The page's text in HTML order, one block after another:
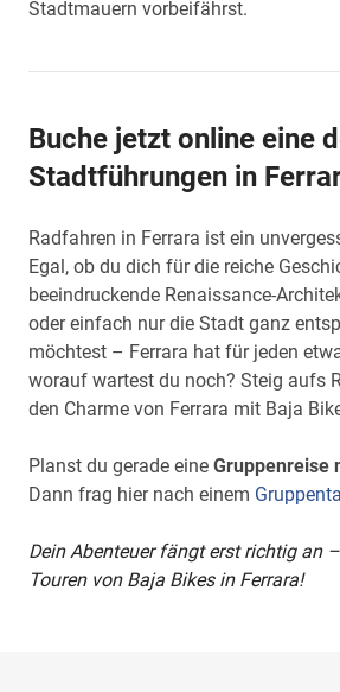
Stadtmauern vorbeifährst.
Buche jetzt online eine
Stadtführungen in
Radfahren in Ferrara ist ein
Egal, ob du dich für die reiche
beeindruckende Renaissance-
oder einfach nur die Stadt ganz
möchtest – Ferrara hat für jeden
worauf wartest du noch? Steig aufs
den Charme von Ferrara mit Baja
Planst du gerade eine Gruppenreise
Dann frag hier nach einem
Dein Abenteuer fängt erst richtig an
Touren von Baja Bikes in Ferrara!